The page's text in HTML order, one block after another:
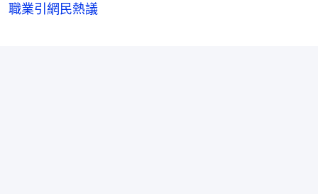
職業引網民熱議